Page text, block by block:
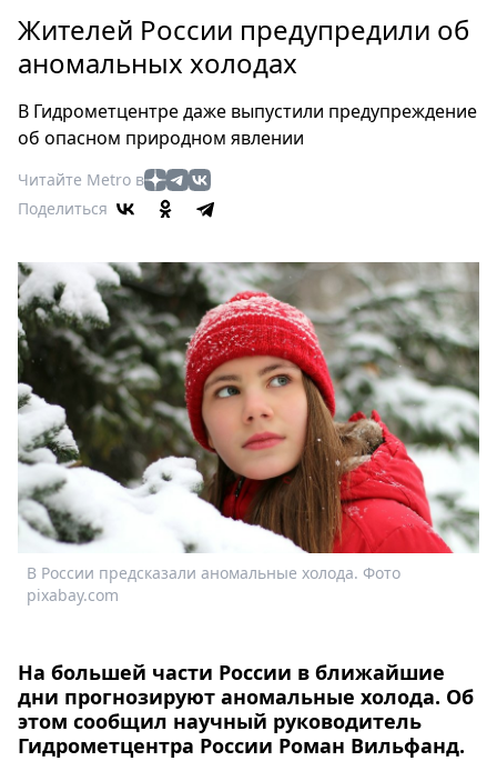
Россия
Мир
Еда
Туризм
Мода
Театр
Афиша
Книги
Выставки
Пресс-
релизы
О
Metro
Стримы
Спецпроекты
Выборы
2026
Жителей России предупредили об
аномальных холодах
В Гидрометцентре даже выпустили предупреждение
об опасном природном явлении
Читайте Metro в
Поделиться
В России предсказали аномальные холода. Фото
pixabay.com
На большей части России в ближайшие
дни прогнозируют аномальные холода. Об
этом сообщил научный руководитель
Гидрометцентра России Роман Вильфанд.